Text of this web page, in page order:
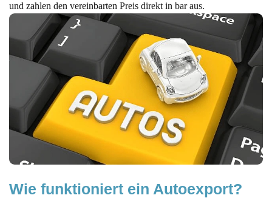
und zahlen den vereinbarten Preis direkt in bar aus.
Wie funktioniert ein Autoexport?